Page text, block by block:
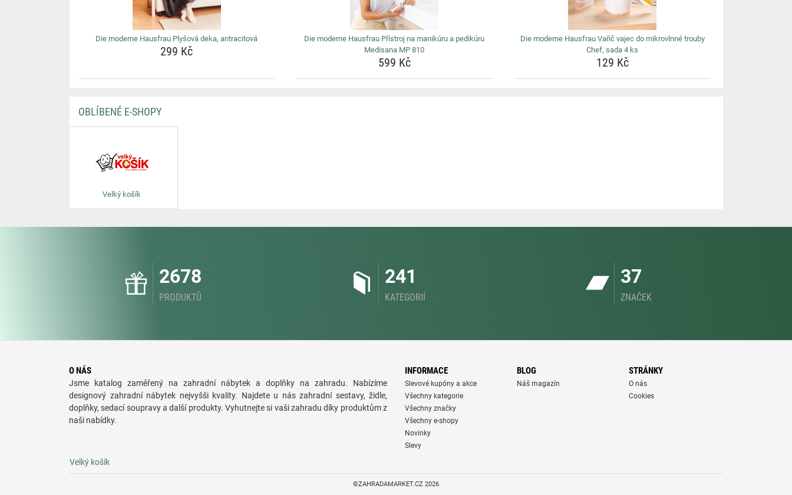
Die moderne Hausfrau Plyšová deka, antracitová
299 Kč
Die moderne Hausfrau Přístroj na manikúru a pedikúru
Medisana MP 810
599 Kč
Die moderne Hausfrau Vařič vajec do mikrovlnné trouby
Chef, sada 4 ks
129 Kč
OBLÍBENÉ E-SHOPY
Velký košík
2678
PRODUKTŮ
241
KATEGORIÍ
37
ZNAČEK
O NÁS
Jsme katalog zaměřený na zahradní nábytek a doplňky na zahradu. Nabízíme
designový zahradní nábytek nejvyšši kvality. Najdete u nás zahradní sestavy, židle,
doplňky, sedací soupravy a další produkty. Vyhutnejte si vaši zahradu díky produktům z
naši nabídky.
INFORMACE
Slevové kupóny a akce
Všechny kategorie
Všechny značky
Všechny e-shopy
Novinky
Slevy
BLOG
Náš magazín
STRÁNKY
O nás
Cookies
Velký košík
©ZAHRADAMARKET.CZ 2026